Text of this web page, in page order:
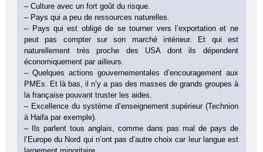
– Culture avec un fort goût du risque.
– Pays qui a peu de ressources naturelles.
– Pays qui est obligé de se tourner vers l’exportation et ne
peut pas compter sur son marché intérieur. Et qui est
naturellement très proche des USA dont ils dépendent
économiquement par ailleurs.
– Quelques actions gouvernementales d’encouragement aux
PMEs. Et là bas, il n’y a pas des masses de grands groupes à
la française pouvant truster les aides.
– Excellence du système d’enseignement supérieur (Technion
à Haifa par exemple).
– Ils parlent tous anglais, comme dans pas mal de pays de
l’Europe du Nord qui n’ont pas d’autre choix car leur langue est